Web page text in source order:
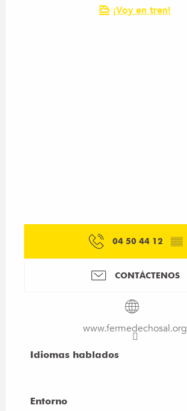
¡Voy en tren!
04 50 44 12 ▒▒
CONTÁCTENOS
www.fermedechosal.org
Idiomas hablados
Idiomas hablados
Entorno
Entorno